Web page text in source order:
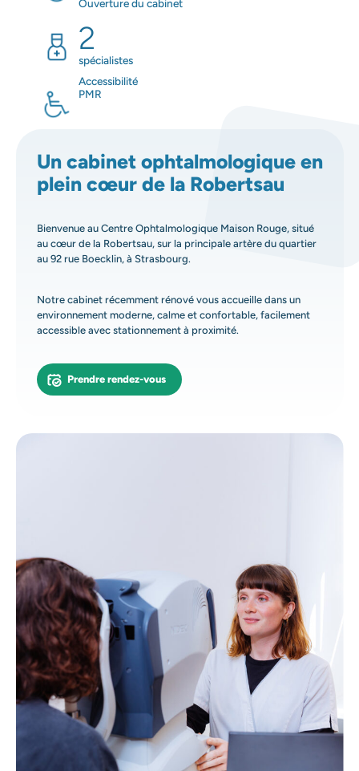
Ouverture du cabinet
2
spécialistes
Accessibilité
PMR
Un cabinet ophtalmologique en
plein cœur de la Robertsau
Bienvenue au Centre Ophtalmologique Maison Rouge, situé
au cœur de la Robertsau, sur la principale artère du quartier
au 92 rue Boecklin, à Strasbourg.
Notre cabinet récemment rénové vous accueille dans un
environnement moderne, calme et confortable, facilement
accessible avec stationnement à proximité.
Prendre rendez-vous